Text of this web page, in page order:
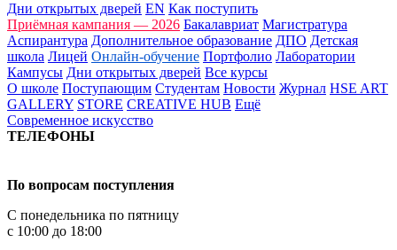
Дни открытых дверей EN Как поступить
Приёмная кампания — 2026 Бакалавриат Магистратура
Аспирантура Дополнительное образование ДПО Детская
школа Лицей Онлайн-обучение Портфолио Лаборатории
Кампусы Дни открытых дверей Все курсы
О школе Поступающим Студентам Новости Журнал HSE ART
GALLERY STORE CREATIVE HUB Ещё
Современное искусство
ТЕЛЕФОНЫ
По вопросам поступления
С понедельника по пятницу
с 10:00 до 18:00